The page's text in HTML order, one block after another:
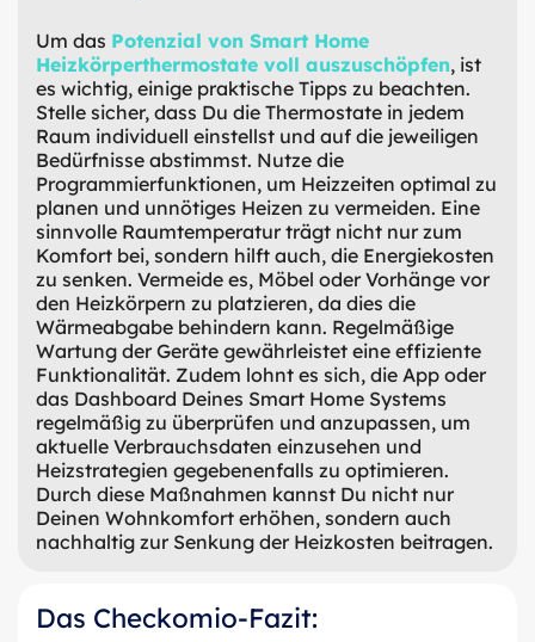
Um das Potenzial von Smart Home
Heizkörperthermostate voll auszuschöpfen, ist
es wichtig, einige praktische Tipps zu beachten.
Stelle sicher, dass Du die Thermostate in jedem
Raum individuell einstellst und auf die jeweiligen
Bedürfnisse abstimmst. Nutze die
Programmierfunktionen, um Heizzeiten optimal zu
planen und unnötiges Heizen zu vermeiden. Eine
sinnvolle Raumtemperatur trägt nicht nur zum
Komfort bei, sondern hilft auch, die Energiekosten
zu senken. Vermeide es, Möbel oder Vorhänge vor
den Heizkörpern zu platzieren, da dies die
Wärmeabgabe behindern kann. Regelmäßige
Wartung der Geräte gewährleistet eine effiziente
Funktionalität. Zudem lohnt es sich, die App oder
das Dashboard Deines Smart Home Systems
regelmäßig zu überprüfen und anzupassen, um
aktuelle Verbrauchsdaten einzusehen und
Heizstrategien gegebenenfalls zu optimieren.
Durch diese Maßnahmen kannst Du nicht nur
Deinen Wohnkomfort erhöhen, sondern auch
nachhaltig zur Senkung der Heizkosten beitragen.
Das Checkomio-Fazit: